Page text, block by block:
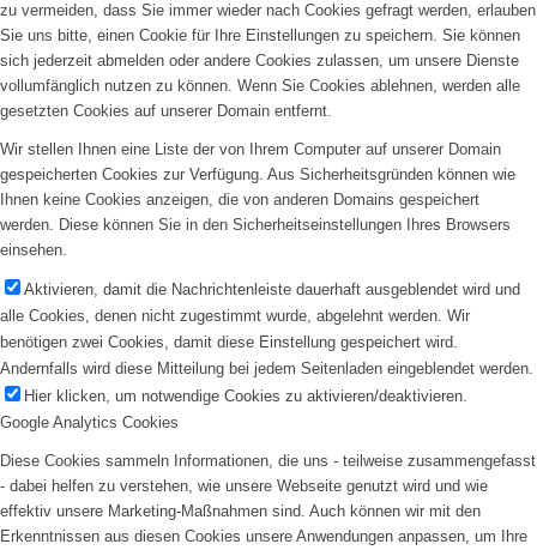
zu vermeiden, dass Sie immer wieder nach Cookies gefragt werden, erlauben
Sie uns bitte, einen Cookie für Ihre Einstellungen zu speichern. Sie können
sich jederzeit abmelden oder andere Cookies zulassen, um unsere Dienste
vollumfänglich nutzen zu können. Wenn Sie Cookies ablehnen, werden alle
gesetzten Cookies auf unserer Domain entfernt.
Wir stellen Ihnen eine Liste der von Ihrem Computer auf unserer Domain
gespeicherten Cookies zur Verfügung. Aus Sicherheitsgründen können wie
Ihnen keine Cookies anzeigen, die von anderen Domains gespeichert
werden. Diese können Sie in den Sicherheitseinstellungen Ihres Browsers
einsehen.
Aktivieren, damit die Nachrichtenleiste dauerhaft ausgeblendet wird und
alle Cookies, denen nicht zugestimmt wurde, abgelehnt werden. Wir
benötigen zwei Cookies, damit diese Einstellung gespeichert wird.
Andernfalls wird diese Mitteilung bei jedem Seitenladen eingeblendet werden.
Hier klicken, um notwendige Cookies zu aktivieren/deaktivieren.
Google Analytics Cookies
Diese Cookies sammeln Informationen, die uns - teilweise zusammengefasst
- dabei helfen zu verstehen, wie unsere Webseite genutzt wird und wie
effektiv unsere Marketing-Maßnahmen sind. Auch können wir mit den
Erkenntnissen aus diesen Cookies unsere Anwendungen anpassen, um Ihre